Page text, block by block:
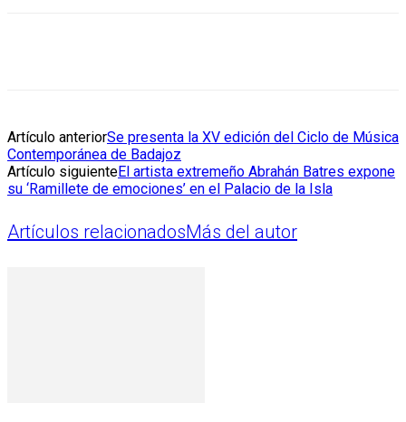
Artículo anteriorSe presenta la XV edición del Ciclo de Música
Contemporánea de Badajoz
Artículo siguienteEl artista extremeño Abrahán Batres expone
su ‘Ramillete de emociones’ en el Palacio de la Isla
Artículos relacionadosMás del autor